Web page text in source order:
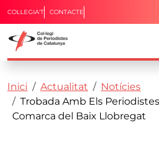
Vés al contingut
Capçalera
COL·LEGIA'T CONTACTE
Fil d'ariadna
Inici Actualitat
Notícies
Trobada Amb Els
Comarca del Baix Llobregat